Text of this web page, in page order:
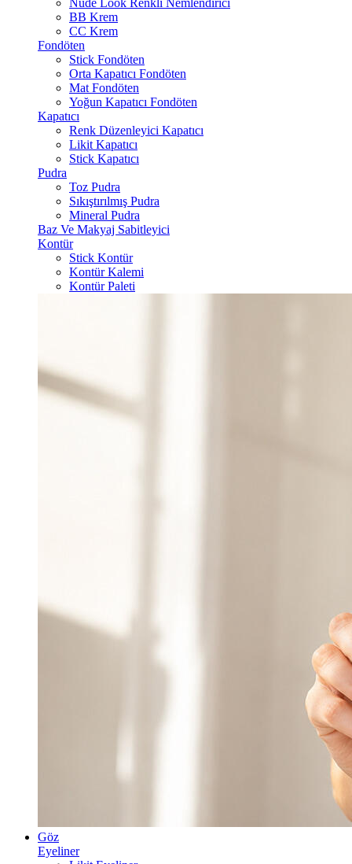
Nude Look Renkli Nemlendirici
BB Krem
CC Krem
Fondöten
Stick Fondöten
Orta Kapatıcı Fondöten
Mat Fondöten
Yoğun Kapatıcı Fondöten
Kapatıcı
Renk Düzenleyici Kapatıcı
Likit Kapatıcı
Stick Kapatıcı
Pudra
Toz Pudra
Sıkıştırılmış Pudra
Mineral Pudra
Baz Ve Makyaj Sabitleyici
Kontür
Stick Kontür
Kontür Kalemi
Kontür Paleti
Göz
Eyeliner